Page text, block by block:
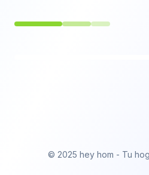
© 2025 hey hom - Tu